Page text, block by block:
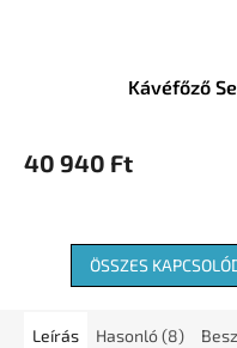
Kávéfőző
40 940 Ft
ÖSSZES
Leírás Hasonló (8)